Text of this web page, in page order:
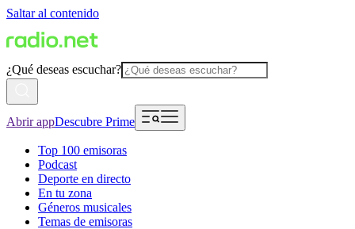
Saltar al contenido
¿Qué deseas escuchar?
Abrir appDescubre Prime
Top 100 emisoras
Podcast
Deporte en directo
En tu zona
Géneros musicales
Temas de emisoras